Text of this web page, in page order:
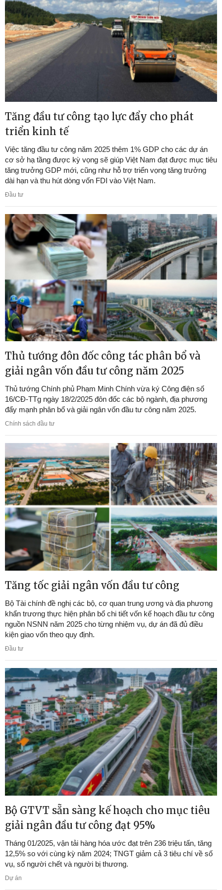
Tăng đầu tư công tạo lực đẩy cho phát
triển kinh tế
Việc tăng đầu tư công năm 2025 thêm 1% GDP cho các dự án
cơ sở hạ tầng được kỳ vọng sẽ giúp Việt Nam đạt được mục tiêu
tăng trưởng GDP mới, cũng như hỗ trợ triển vọng tăng trưởng
dài hạn và thu hút dòng vốn FDI vào Việt Nam.
Đầu tư
Thủ tướng đôn đốc công tác phân bổ và
giải ngân vốn đầu tư công năm 2025
Thủ tướng Chính phủ Phạm Minh Chính vừa ký Công điện số
16/CĐ-TTg ngày 18/2/2025 đôn đốc các bộ ngành, địa phương
đẩy mạnh phân bổ và giải ngân vốn đầu tư công năm 2025.
Chính sách đầu tư
Tăng tốc giải ngân vốn đầu tư công
Bộ Tài chính đề nghị các bộ, cơ quan trung ương và địa phương
khẩn trương thực hiện phân bổ chi tiết vốn kế hoạch đầu tư công
nguồn NSNN năm 2025 cho từng nhiệm vụ, dự án đã đủ điều
kiện giao vốn theo quy định.
Đầu tư
Bộ GTVT sẵn sàng kế hoạch cho mục tiêu
giải ngân đầu tư công đạt 95%
Tháng 01/2025, vận tải hàng hóa ước đạt trên 236 triệu tấn, tăng
12,5% so với cùng kỳ năm 2024; TNGT giảm cả 3 tiêu chí về số
vụ, số người chết và người bị thương.
Dự án